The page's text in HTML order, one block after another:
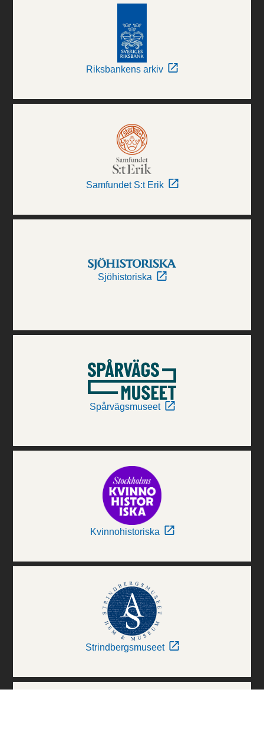
Riksbankens arkiv
Samfundet S:t Erik
Sjöhistoriska
Spårvägsmuseet
Kvinnohistoriska
Strindbergsmuseet